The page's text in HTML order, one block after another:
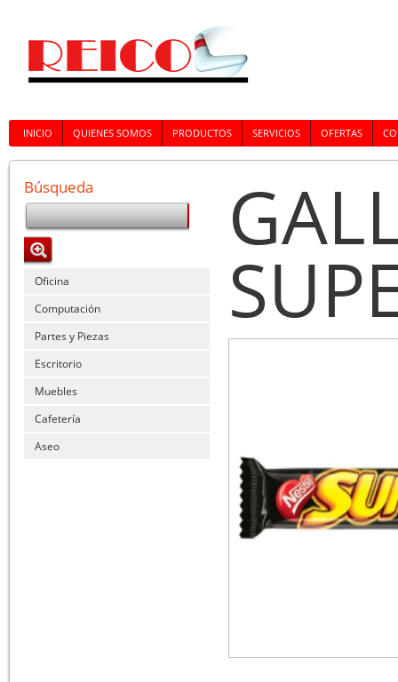
INICIO QUIENES SOMOS PRODUCTOS SERVICIOS OFERTAS
Búsqueda
Oficina
Computación
Partes y Piezas
Escritorio
Muebles
Cafetería
Aseo